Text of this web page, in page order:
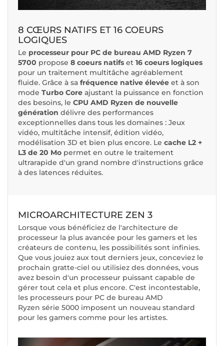
8 CŒURS NATIFS ET 16 COEURS
LOGIQUES
Le processeur pour PC de bureau AMD Ryzen 7
5700 propose 8 coeurs natifs et 16 coeurs logiques
pour un traitement multitâche agréablement
fluide. Grâce à sa fréquence native élevée et à son
mode Turbo Core ajustant la puissance en fonction
des besoins, le CPU AMD Ryzen de nouvelle
génération délivre des performances
exceptionnelles dans tous les domaines : Jeux
vidéo, multitâche intensif, édition vidéo,
modélisation 3D et bien plus encore. Le cache L2 +
L3 de 20 Mo permet en outre le traitement
ultrarapide d'un grand nombre d'instructions grâce
à des latences réduites.
MICROARCHITECTURE ZEN 3
Lorsque vous bénéficiez de l'architecture de
processeur la plus avancée pour les gamers et les
créateurs de contenu, les possibilités sont infinies.
Que vous jouiez aux tout derniers jeux, conceviez le
prochain gratte-ciel ou utilisiez des données, vous
avez besoin d'un processeur puissant capable de
gérer tout cela et plus encore. C'est incontestable,
les processeurs pour PC de bureau AMD
Ryzen série 5000 imposent un nouveau standard
pour les gamers comme pour les artistes.